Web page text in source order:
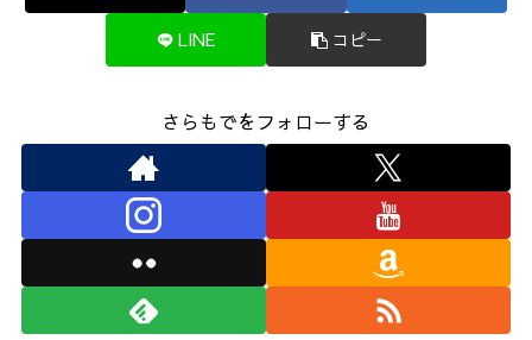
LINE コピー
さらもでをフォローする